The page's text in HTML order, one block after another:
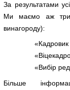
За результатами
Ми маємо аж три
винагороду):
«Вибір
Більше